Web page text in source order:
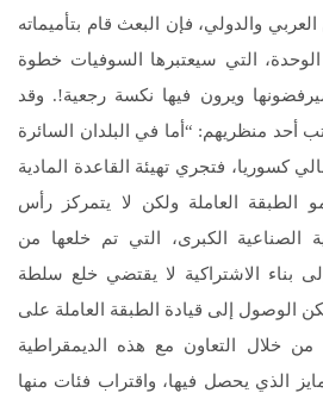
والدولي، فإن البعث قام بتأميماته
التي سيعتبرها السوفيات خطوة
ويرون فيها نكسة رجعية!. وقد
أحد منظريهم: “أما في البلدان السائرة
كسوريا، فتجري تهيئة القاعدة المادية
الطبقة العاملة ولكن لا يتمركز رأس
الصناعية الكبرى، التي تم خلعها من
إلى بناء الاشتراكية لا يقتضي خلع سلطة
الوصول إلى قيادة الطبقة العاملة على
من خلال التعاون مع هذه الديمقراطية
الذي يحصل فيها، واقتراب فئات منها